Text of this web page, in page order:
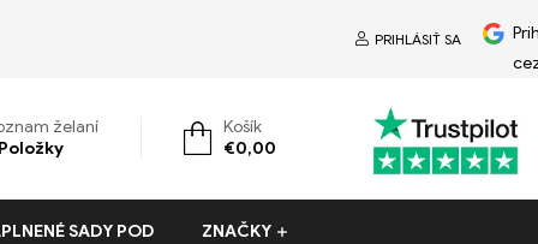
PRIHLÁSIŤ SA
želaní
Položky
Košík
€0,00
SADY POD ZNAČKY